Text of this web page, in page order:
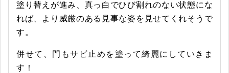
塗り替えが進み、真っ白でひび割れのない状態にな
れば、より威厳のある見事な姿を見せてくれそうで
す。
併せて、門もサビ止めを塗って綺麗にしていきま
す！